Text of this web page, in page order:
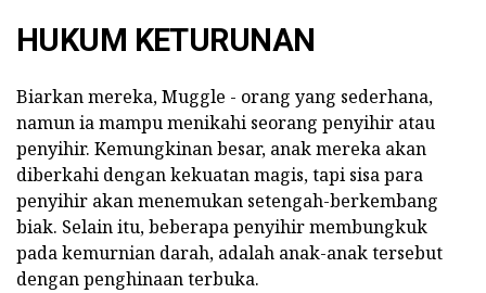
HUKUM KETURUNAN
Biarkan mereka, Muggle - orang yang sederhana,
namun ia mampu menikahi seorang penyihir atau
penyihir. Kemungkinan besar, anak mereka akan
diberkahi dengan kekuatan magis, tapi sisa para
penyihir akan menemukan setengah-berkembang
biak. Selain itu, beberapa penyihir membungkuk
pada kemurnian darah, adalah anak-anak tersebut
dengan penghinaan terbuka.